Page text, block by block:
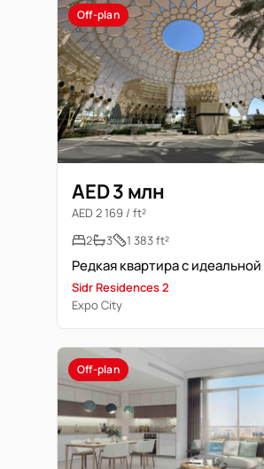
Off-plan
AED 3 млн
AED 2 169 / ft²
2
3 1 383 ft²
Sidr Residences 2
Expo City
Off-plan